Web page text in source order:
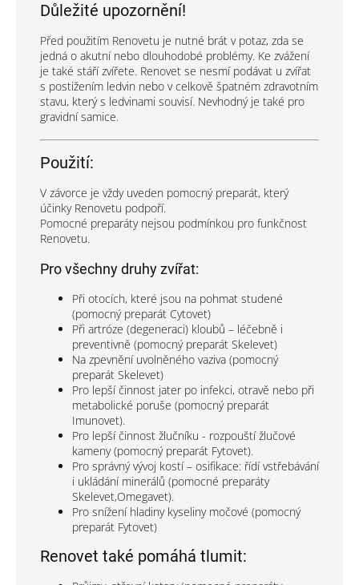
Důležité upozornění!
Před použitím Renovetu je nutné brát v potaz, zda se
jedná o akutní nebo dlouhodobé problémy. Ke zvážení
je také stáří zvířete. Renovet se nesmí podávat u zvířat
s postižením ledvin nebo v celkově špatném zdravotním
stavu, který s ledvinami souvisí. Nevhodný je také pro
gravidní samice.
Použití:
V závorce je vždy uveden pomocný preparát, který
účinky Renovetu podpoří.
Pomocné preparáty nejsou podmínkou pro funkčnost
Renovetu.
Pro všechny druhy zvířat:
Při otocích, které jsou na pohmat studené
(pomocný preparát Cytovet)
Při artróze (degeneraci) kloubů – léčebně i
preventivně (pomocný preparát Skelevet)
Na zpevnění uvolněného vaziva (pomocný
preparát Skelevet)
Pro lepší činnost jater po infekci, otravě nebo při
metabolické poruše (pomocný preparát
Imunovet).
Pro lepší činnost žlučníku - rozpouští žlučové
kameny (pomocný preparát Fytovet).
Pro správný vývoj kostí – osifikace: řídí vstřebávání
i ukládání minerálů (pomocné preparáty
Skelevet,Omegavet).
Pro snížení hladiny kyseliny močové (pomocný
preparát Fytovet)
Renovet také pomáhá tlumit: